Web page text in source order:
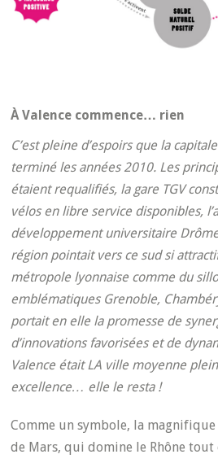
À Valence commence… rien
C’est pleine d’espoirs que la
terminé les années 2010. Les
étaient requalifiés, la gare TGV
vélos en libre service disponibles,
développement universitaire
région pointait vers ce sud si
métropole lyonnaise comme du
emblématiques Grenoble,
portait en elle la promesse de
d’innovations favorisées et de
Valence était LA ville moyenne
excellence… elle le resta !
Comme un symbole, la
de Mars, qui domine le Rhône